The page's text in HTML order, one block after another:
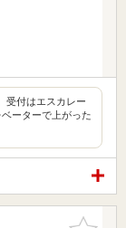
受付はエスカレー
ーターで上がった
お気に入